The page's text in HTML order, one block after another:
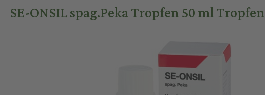
SE-ONSIL spag.Peka Tropfen 50 ml Tropfen